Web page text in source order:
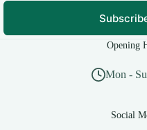
Opening
Mon -
Social